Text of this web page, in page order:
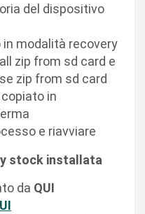
del dispositivo
modalità recovery
zip from sd card e
zip from sd card
in
e riavviare
stock installata
da QUI